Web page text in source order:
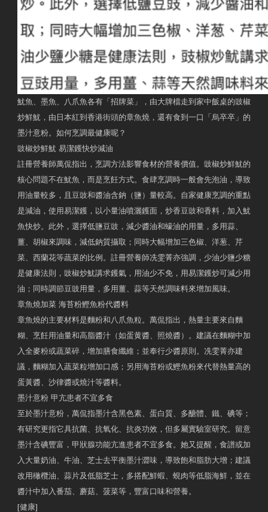
魷魚、墨魚、八爪魚各有「招牌菜」，由大牌檔走到家中飯桌的豉椒
炒鮮魷，由日本紅到香港街頭的章魚燒，還有食到一口「烏卒卒」的
墨汁意粉。如何烹調最健康呢？
豉椒炒鮮魷 易潔鑊快炒減油
註冊營養師萬侃指出，烹調方法影響食材的營養價值。豉椒炒鮮魷的
核心問題不在魷魚，而是烹飪方式。食肆烹調時一般會先泡油，導致
用油量較多，且豆豉和醬油含鈉（鹽）量較高。自家健康烹調的重點
是減油，使用易潔鑊，以小量油噴灑鑊面，炒香豆豉和香料，加入魷
魚快炒。此外，選擇低鹽豆豉，減少醬油和蠔油的用量，多用蒜、
薑、胡椒來調味，減低鈉質攝取；同時大幅增加三色椒、洋葱、芹
菜、西蘭花等蔬菜的比例。註冊營養師冼雯菁亦強調，少油少鹽少糖
是健康法則，豉椒炒魷講求鑊氣，用油少不免，用易潔鑊炒可減少用
油；同時調節豆豉用量，多用薑、蒜等天然調味料來增加風味。
章魚燒加菜 海苔粉鰹魚粉代醬料
章魚燒的主要材料是麵粉和八爪魚粒。萬侃指出，熱量主要來自麵
糊、烹飪用油量和高脂醬汁（如蛋黄醬、照燒醬）。建議在麵糊中加
入全麥粉或蔬菜碎，增加膳食纖維；並奉行少醬原則。冼雯菁亦建
議，麵糊加入蔬菜粒增加口感；另用海苔粉或鰹魚粉來代替熱量高的
蛋黃醬、沙律醬或燒汁等醬料。
墨汁意粉 甲亢患者不宜多食
至於墨汁意粉，萬侃指墨汁含黑色素、蛋白質、多醣體、鐵、碘等；
有研究更指它具抗菌、抗氧化、抗炎功效，但多屬實驗室研究。留意
墨汁含碘豐富，甲狀腺功能亢進患者不宜多食。她又提醒，食譜或加
入大量奶油、牛油、芝士去平衡墨汁澀味，導致飽和脂肪大增；建議
改用橄欖油、蒜片及低脂芝士，多搭配鮮蝦、蜆肉等低脂海鮮，並在
醬汁中加入番茄、蘑菇、菠菜等，豐富口味和營養。
[健康]